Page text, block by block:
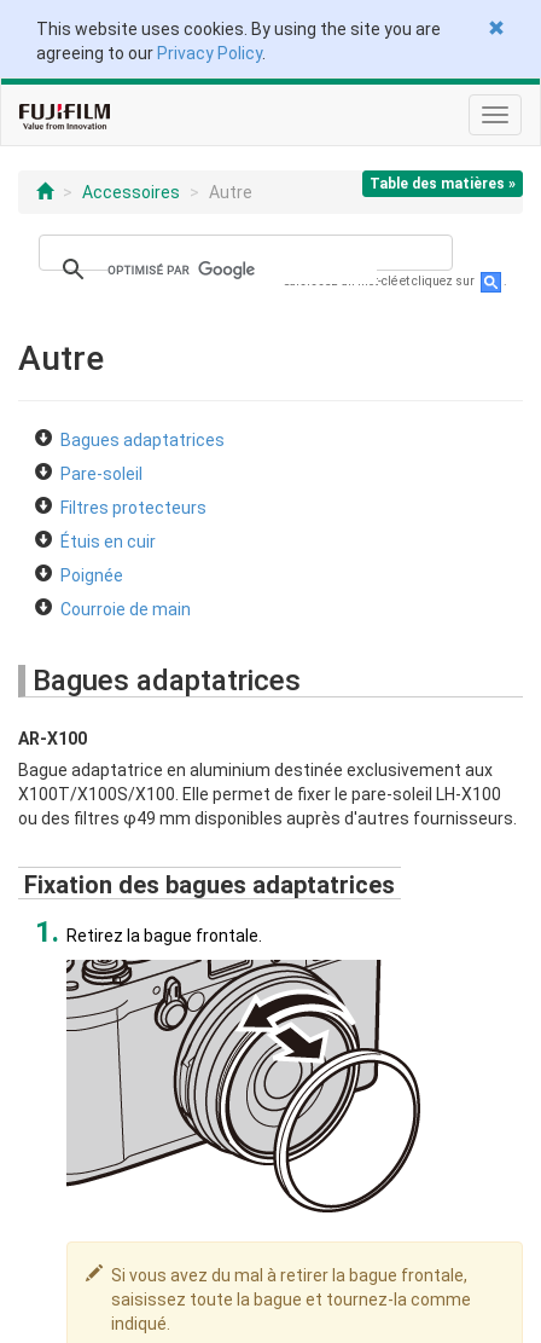
This website uses cookies. By using the site you are
agreeing to our Privacy Policy.
Table des matières »
Accessoires Autre
Saisissez un mot-clé et cliquez sur
Autre
Bagues adaptatrices
Pare-soleil
Filtres protecteurs
Étuis en cuir
Poignée
Courroie de main
Bagues adaptatrices
AR-X100
Bague adaptatrice en aluminium destinée exclusivement aux
X100T/X100S/X100. Elle permet de fixer le pare-soleil LH-X100
ou des filtres φ49 mm disponibles auprès d'autres fournisseurs.
Fixation des bagues adaptatrices
Retirez la bague frontale.
Si vous avez du mal à retirer la bague frontale,
saisissez toute la bague et tournez-la comme
indiqué.